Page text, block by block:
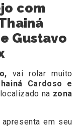
com
Gustavo
vai rolar muito
Cardoso e
localizado na zona
apresenta em seu